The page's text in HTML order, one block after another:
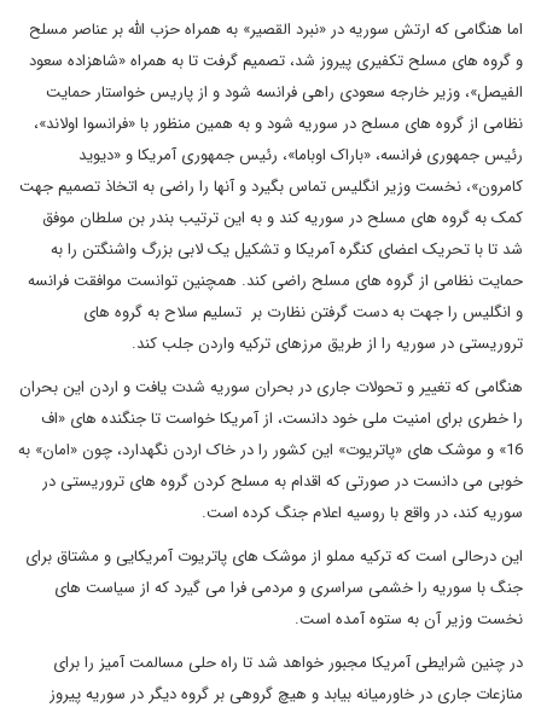
اما هنگامی که ارتش سوریه در «نبرد القصیر» به همراه حزب الله بر عناصر مسلح
و گروه های مسلح تکفیری پیروز شد، تصمیم گرفت تا به همراه «شاهزاده سعود
الفیصل»، وزیر خارجه سعودی راهی فرانسه شود و از پاریس خواستار حمایت
نظامی از گروه های مسلح در سوریه شود و به همین منظور با «فرانسوا اولاند»،
رئیس جمهوری فرانسه، «باراک اوباما»، رئیس جمهوری آمریکا و «دیوید
کامرون»، نخست وزیر انگلیس تماس بگیرد و آنها را راضی به اتخاذ تصمیم جهت
کمک به گروه های مسلح در سوریه کند و به این ترتیب بندر بن سلطان موفق
شد تا با تحریک اعضای کنگره آمریکا و تشکیل یک لابی بزرگ واشنگتن را به
حمایت نظامی از گروه های مسلح راضی کند. همچنین توانست موافقت فرانسه
و انگلیس را جهت به دست گرفتن نظارت بر تسلیم سلاح به گروه های
تروریستی در سوریه را از طریق مرزهای ترکیه واردن جلب کند.
هنگامی که تغییر و تحولات جاری در بحران سوریه شدت یافت و اردن این بحران
را خطری برای امنیت ملی خود دانست، از آمریکا خواست تا جنگنده های «اف
16» و موشک های «پاتریوت» این کشور را در خاک اردن نگهدارد، چون «امان» به
خوبی می دانست در صورتی که اقدام به مسلح کردن گروه های تروریستی در
سوریه کند، در واقع با روسیه اعلام جنگ کرده است.
این درحالی است که ترکیه مملو از موشک های پاتریوت آمریکایی و مشتاق برای
جنگ با سوریه را خشمی سراسری و مردمی فرا می گیرد که از سیاست های
نخست وزیر آن به ستوه آمده است.
در چنین شرایطی آمریکا مجبور خواهد شد تا راه حلی مسالمت آمیز را برای
منازعات جاری در خاورمیانه بیابد و هیچ گروهی بر گروه دیگر در سوریه پیروز